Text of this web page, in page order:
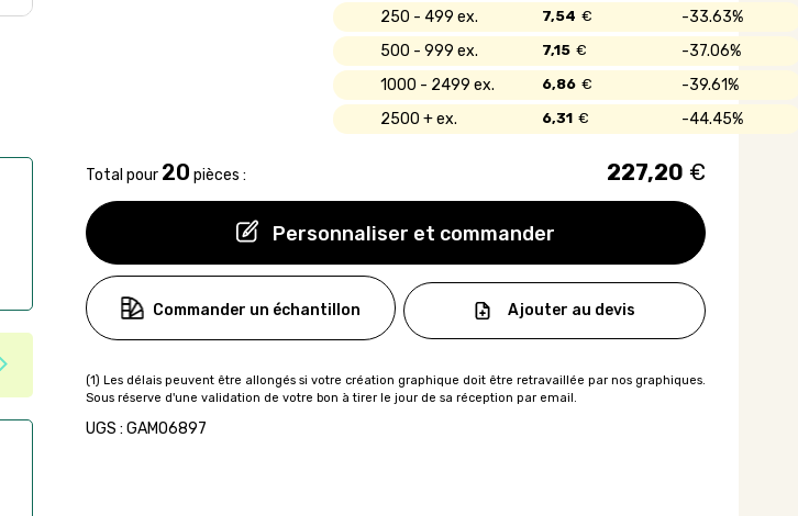
Personnaliser et commander
250 - 499 33.63%
7,54 €
500 - 999 37.06%
7,15 €
1000 - 2499 39.61%
6,86 €
2500 + 44.45%
6,31 €
Total pour 20 pièces : 227,20 €
Commander un échantillon Ajouter au devis
UGS : GAMO6897